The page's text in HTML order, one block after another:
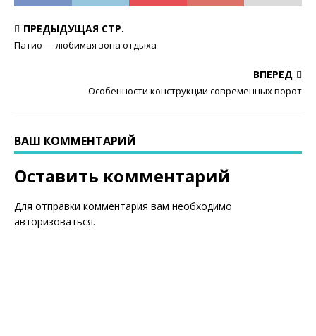
ПРЕДЫДУЩАЯ СТР.
Патио — любимая зона отдыха
ВПЕРЁД
Особенности конструкции современных ворот
ВАШ КОММЕНТАРИЙ
Оставить комментарий
Для отправки комментария вам необходимо
авторизоваться.